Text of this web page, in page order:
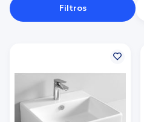
Filtros